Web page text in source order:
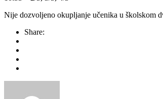
Nije dozvoljeno okupljanje učenika u školskom
Share: